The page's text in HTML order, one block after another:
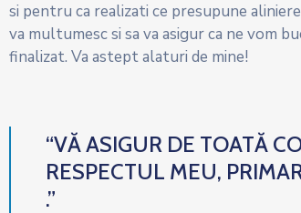
si pentru ca realizati ce presupune
va multumesc si sa va asigur ca ne vom
finalizat. Va astept alaturi de mine!
“VĂ ASIGUR DE TOATĂ
RESPECTUL MEU,
.”